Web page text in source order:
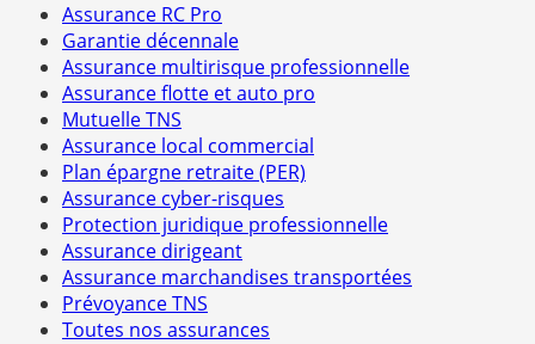
Assurance RC Pro
Garantie décennale
Assurance multirisque professionnelle
Assurance flotte et auto pro
Mutuelle TNS
Assurance local commercial
Plan épargne retraite (PER)
Assurance cyber-risques
Protection juridique professionnelle
Assurance dirigeant
Assurance marchandises transportées
Prévoyance TNS
Toutes nos assurances